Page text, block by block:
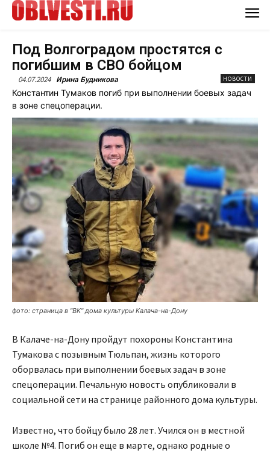
Под Волгоградом простятся с
погибшим в СВО бойцом
04.07.2024 Ирина Будникова НОВОСТИ
Константин Тумаков погиб при выполнении боевых задач
в зоне спецоперации.
фото: страница в "ВК" дома культуры Калача-на-Дону
В Калаче-на-Дону пройдут похороны Константина
Тумакова с позывным Тюльпан, жизнь которого
оборвалась при выполнении боевых задач в зоне
спецоперации. Печальную новость опубликовали в
социальной сети на странице районного дома культуры.
Известно, что бойцу было 28 лет. Учился он в местной
школе №4. Погиб он еще в марте, однако родные о